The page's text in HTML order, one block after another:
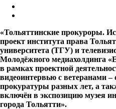
«Тольяттинские прокуроры.
проект института права
университета (ТГУ) и
Молодёжного медиахолдинга
в рамках проектной
видеоинтервью с ветеранами
прокуратуры разных лет, а
включён в экспозицию музея
города Тольятти».